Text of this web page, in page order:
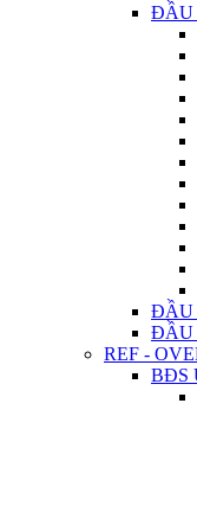
ĐẦU
ĐẦU
ĐẦU
REF -
BĐS